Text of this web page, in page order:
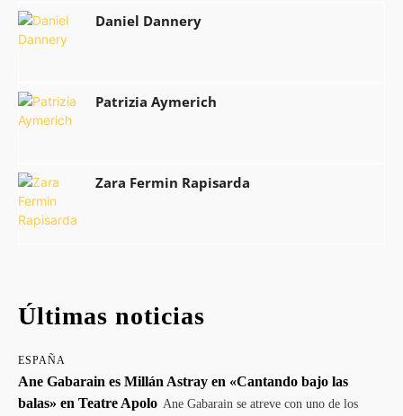
Daniel Dannery
Patrizia Aymerich
Zara Fermin Rapisarda
Últimas noticias
ESPAÑA
Ane Gabarain es Millán Astray en «Cantando bajo las
balas» en Teatre Apolo Ane Gabarain se atreve con uno de los